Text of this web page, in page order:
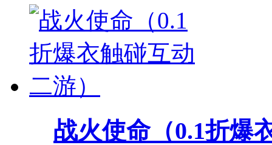
战火使命（0.1折爆